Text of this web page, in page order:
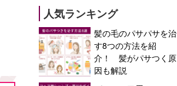
人気ランキング
髪の毛のパサパサを治
す8つの方法を紹
介！ 髪がパサつく原
因も解説